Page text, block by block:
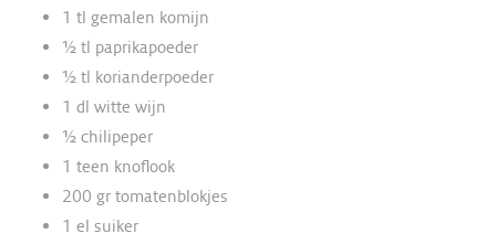
1 tl gemalen komijn
½ tl paprikapoeder
½ tl korianderpoeder
1 dl witte wijn
½ chilipeper
1 teen knoflook
200 gr tomatenblokjes
1 el suiker